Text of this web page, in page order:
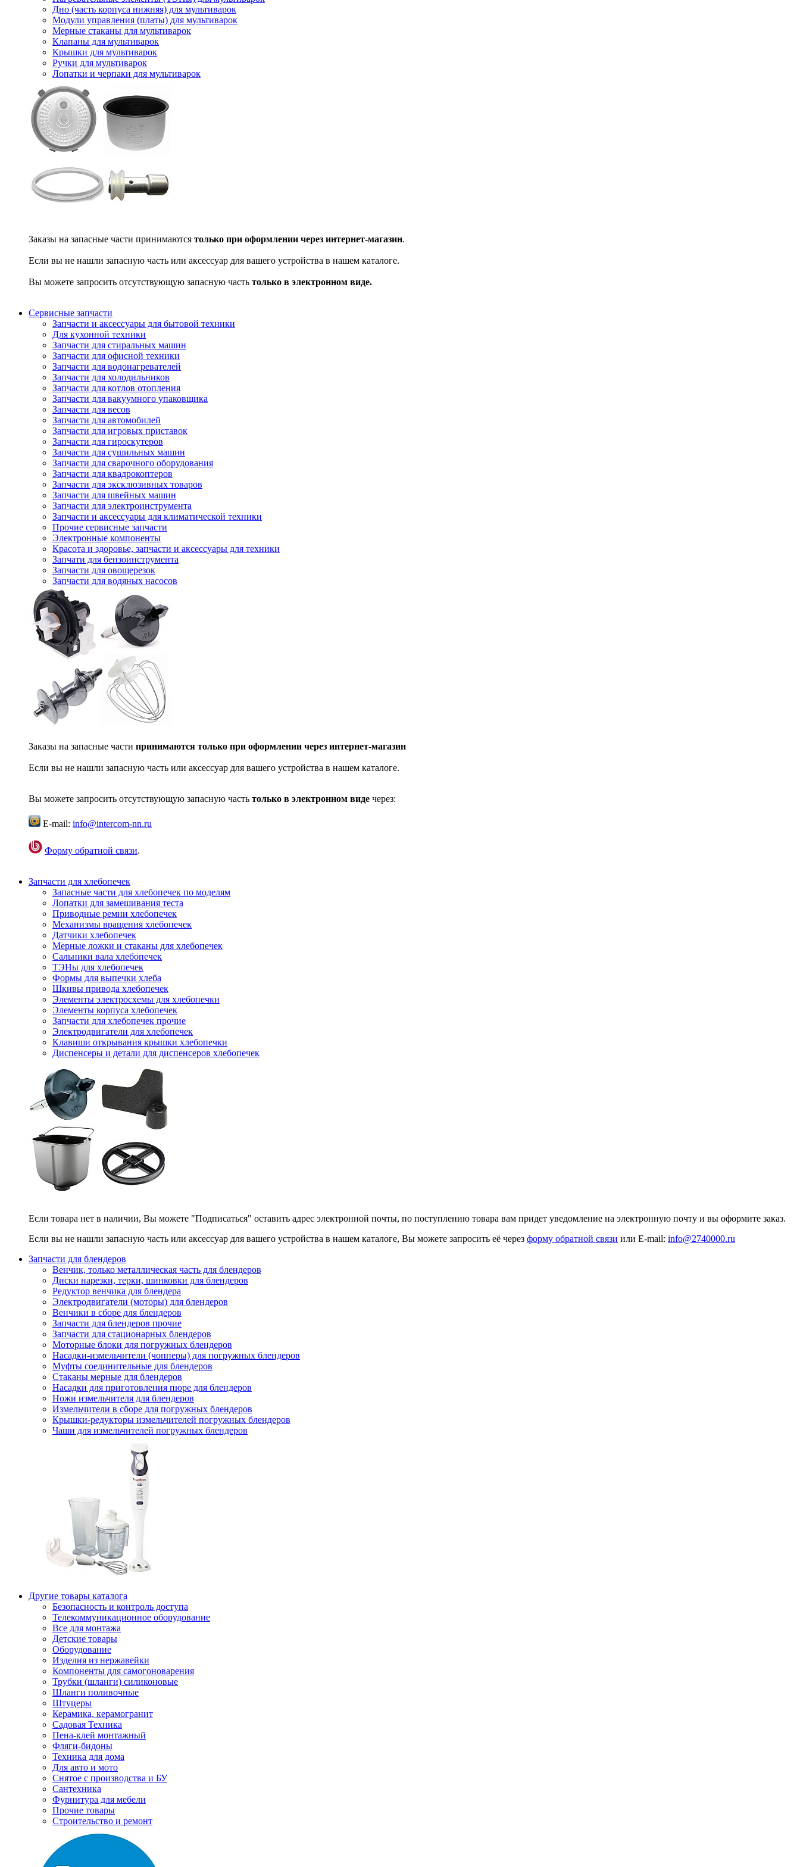
Дно (часть корпуса нижняя) для мультиварок
Модули управления (платы) для мультиварок
Мерные стаканы для мультиварок
Клапаны для мультиварок
Крышки для мультиварок
Ручки для мультиварок
Лопатки и черпаки для мультиварок
Заказы на запасные части принимаются только при оформлении через интернет-магазин.
Если вы не нашли запасную часть или аксессуар для вашего устройства в нашем каталоге.
Вы можете запросить отсутствующую запасную часть только в электронном виде.
Сервисные запчасти
Запчасти и аксессуары для бытовой техники
Для кухонной техники
Запчасти для стиральных машин
Запчасти для офисной техники
Запчасти для водонагревателей
Запчасти для холодильников
Запчасти для котлов отопления
Запчасти для вакуумного упаковщика
Запчасти для весов
Запчасти для автомобилей
Запчасти для игровых приставок
Запчасти для гироскутеров
Запчасти для сушильных машин
Запчасти для сварочного оборудования
Запчасти для квадрокоптеров
Запчасти для эксклюзивных товаров
Запчасти для швейных машин
Запчасти для электроинструмента
Запчасти и аксессуары для климатической техники
Прочие сервисные запчасти
Электронные компоненты
Красота и здоровье, запчасти и аксессуары для техники
Запчати для бензоинструмента
Запчасти для овощерезок
Запчасти для водяных насосов
Заказы на запасные части принимаются только при оформлении через интернет-магазин
Если вы не нашли запасную часть или аксессуар для вашего устройства в нашем каталоге.
Вы можете запросить отсутствующую запасную часть только в электронном виде через:
E-mail: info@intercom-nn.ru
Форму обратной связи.
Запчасти для хлебопечек
Запасные части для хлебопечек по моделям
Лопатки для замешивания теста
Приводные ремни хлебопечек
Механизмы вращения хлебопечек
Датчики хлебопечек
Мерные ложки и стаканы для хлебопечек
Сальники вала хлебопечек
ТЭНы для хлебопечек
Формы для выпечки хлеба
Шкивы привода хлебопечек
Элементы электросхемы для хлебопечки
Элементы корпуса хлебопечек
Запчасти для хлебопечек прочие
Электродвигатели для хлебопечек
Клавиши открывания крышки хлебопечки
Диспенсеры и детали для диспенсеров хлебопечек
Если товара нет в наличии, Вы можете "Подписаться" оставить адрес электронной почты, по поступлению товара вам придет уведомление на электронную почту и вы оформите заказ.
Если вы не нашли запасную часть или аксессуар для вашего устройства в нашем каталоге, Вы можете запросить её через форму обратной связи или E-mail: info@2740000.ru
Запчасти для блендеров
Венчик, только металлическая часть для блендеров
Диски нарезки, терки, шинковки для блендеров
Редуктор венчика для блендера
Электродвигатели (моторы) для блендеров
Венчики в сборе для блендеров
Запчасти для блендеров прочие
Запчасти для стационарных блендеров
Моторные блоки для погружных блендеров
Насадки-измельчители (чопперы) для погружных блендеров
Муфты соединительные для блендеров
Стаканы мерные для блендеров
Насадки для приготовления пюре для блендеров
Ножи измельчителя для блендеров
Измельчители в сборе для погружных блендеров
Крышки-редукторы измельчителей погружных блендеров
Чаши для измельчителей погружных блендеров
Другие товары каталога
Безопасность и контроль доступа
Телекоммуникационное оборудование
Все для монтажа
Детские товары
Оборудование
Изделия из нержавейки
Компоненты для самогоноварения
Трубки (шланги) силиконовые
Шланги поливочные
Штуцеры
Керамика, керамогранит
Садовая Техника
Пена-клей монтажный
Фляги-бидоны
Техника для дома
Для авто и мото
Снятое с производства и БУ
Сантехника
Фурнитура для мебели
Прочие товары
Строительство и ремонт